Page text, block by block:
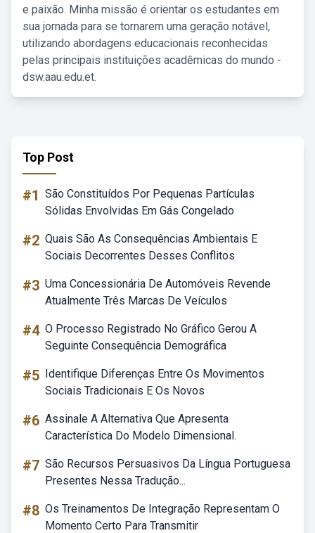
e paixão. Minha missão é orientar os estudantes em
sua jornada para se tornarem uma geração notável,
utilizando abordagens educacionais reconhecidas
pelas principais instituições acadêmicas do mundo -
dsw.aau.edu.et.
Top Post
#1 São Constituídos Por Pequenas Partículas
Sólidas Envolvidas Em Gás Congelado
#2 Quais São As Consequências Ambientais E
Sociais Decorrentes Desses Conflitos
#3 Uma Concessionária De Automóveis Revende
Atualmente Três Marcas De Veículos
#4 O Processo Registrado No Gráfico Gerou A
Seguinte Consequência Demográfica
#5 Identifique Diferenças Entre Os Movimentos
Sociais Tradicionais E Os Novos
#6 Assinale A Alternativa Que Apresenta
Característica Do Modelo Dimensional.
#7 São Recursos Persuasivos Da Língua Portuguesa
Presentes Nessa Tradução...
#8 Os Treinamentos De Integração Representam O
Momento Certo Para Transmitir